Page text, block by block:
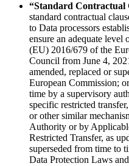
“Standard Contractual
standard contractual
to Data processors
ensure an adequate level
(EU) 2016/679 of the
Council from June 4,
amended, replaced or
European Commission;
time by a supervisory
specific restricted
or other similar
Authority or by
Restricted Transfer, as
superseded from time to
Data Protection Laws